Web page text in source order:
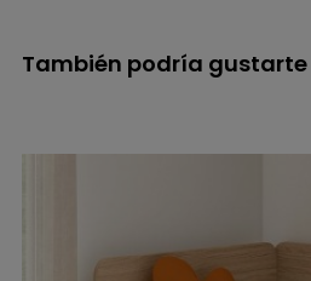
También podría gustarte